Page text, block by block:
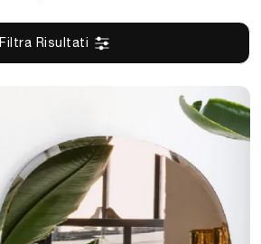
Filtra Risultati